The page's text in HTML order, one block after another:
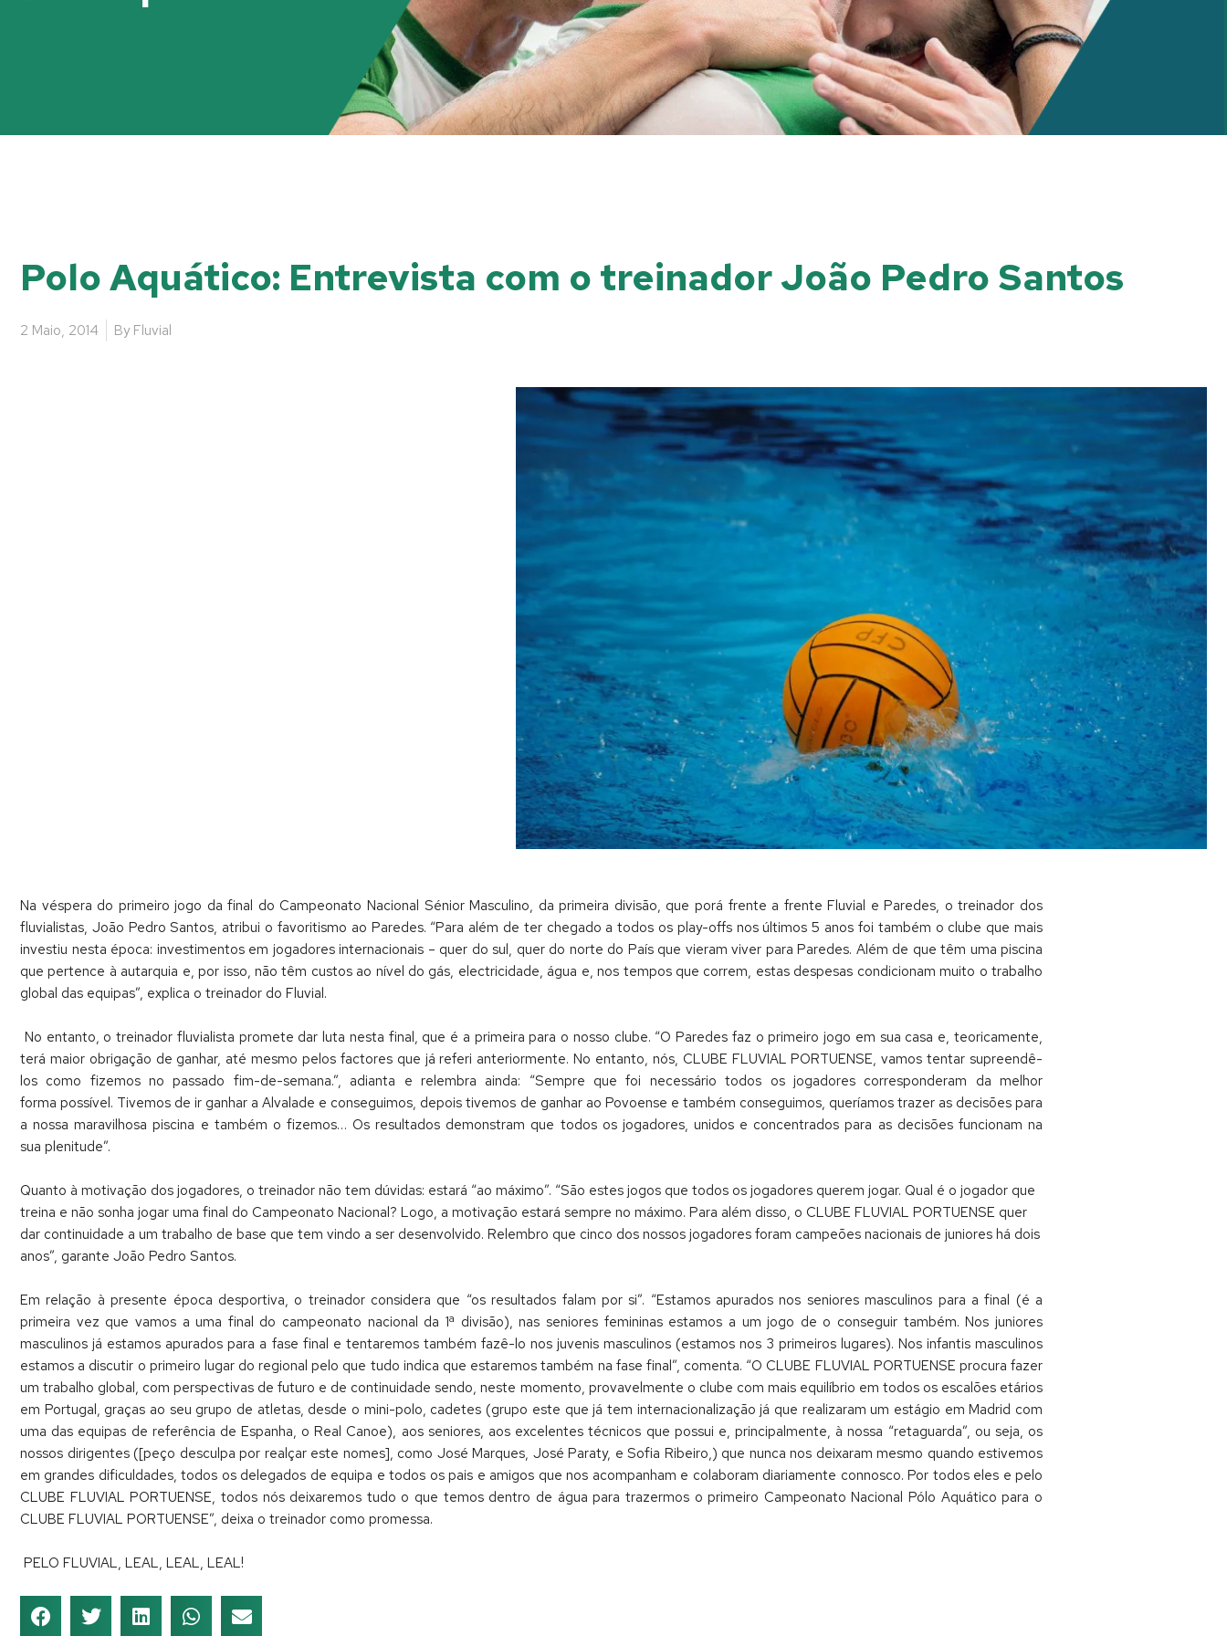
Polo Aquático: Entrevista com o treinador João Pedro Santos
2 Maio, 2014 By Fluvial
Na véspera do primeiro jogo da final do Campeonato Nacional Sénior Masculino, da primeira divisão, que porá frente a frente Fluvial e Paredes, o treinador dos
fluvialistas, João Pedro Santos, atribui o favoritismo ao Paredes. “Para além de ter chegado a todos os play-offs nos últimos 5 anos foi também o clube que mais
investiu nesta época: investimentos em jogadores internacionais – quer do sul, quer do norte do País que vieram viver para Paredes. Além de que têm uma piscina
que pertence à autarquia e, por isso, não têm custos ao nível do gás, electricidade, água e, nos tempos que correm, estas despesas condicionam muito o trabalho
global das equipas”, explica o treinador do Fluvial.
No entanto, o treinador fluvialista promete dar luta nesta final, que é a primeira para o nosso clube. “O Paredes faz o primeiro jogo em sua casa e, teoricamente,
terá maior obrigação de ganhar, até mesmo pelos factores que já referi anteriormente. No entanto, nós, CLUBE FLUVIAL PORTUENSE, vamos tentar supreendê-
los como fizemos no passado fim-de-semana.”, adianta e relembra ainda: “Sempre que foi necessário todos os jogadores corresponderam da melhor
forma possível. Tivemos de ir ganhar a Alvalade e conseguimos, depois tivemos de ganhar ao Povoense e também conseguimos, queríamos trazer as decisões para
a nossa maravilhosa piscina e também o fizemos… Os resultados demonstram que todos os jogadores, unidos e concentrados para as decisões funcionam na
sua plenitude”.
Quanto à motivação dos jogadores, o treinador não tem dúvidas: estará “ao máximo”. “São estes jogos que todos os jogadores querem jogar. Qual é o jogador que
treina e não sonha jogar uma final do Campeonato Nacional? Logo, a motivação estará sempre no máximo. Para além disso, o CLUBE FLUVIAL PORTUENSE quer
dar continuidade a um trabalho de base que tem vindo a ser desenvolvido. Relembro que cinco dos nossos jogadores foram campeões nacionais de juniores há dois
anos”, garante João Pedro Santos.
Em relação à presente época desportiva, o treinador considera que “os resultados falam por si”. “Estamos apurados nos seniores masculinos para a final (é a
primeira vez que vamos a uma final do campeonato nacional da 1ª divisão), nas seniores femininas estamos a um jogo de o conseguir também. Nos juniores
masculinos já estamos apurados para a fase final e tentaremos também fazê-lo nos juvenis masculinos (estamos nos 3 primeiros lugares). Nos infantis masculinos
estamos a discutir o primeiro lugar do regional pelo que tudo indica que estaremos também na fase final”, comenta. “O CLUBE FLUVIAL PORTUENSE procura fazer
um trabalho global, com perspectivas de futuro e de continuidade sendo, neste momento, provavelmente o clube com mais equilíbrio em todos os escalões etários
em Portugal, graças ao seu grupo de atletas, desde o mini-polo, cadetes (grupo este que já tem internacionalização já que realizaram um estágio em Madrid com
uma das equipas de referência de Espanha, o Real Canoe), aos seniores, aos excelentes técnicos que possui e, principalmente, à nossa “retaguarda”, ou seja, os
nossos dirigentes ([peço desculpa por realçar este nomes], como José Marques, José Paraty, e Sofia Ribeiro,) que nunca nos deixaram mesmo quando estivemos
em grandes dificuldades, todos os delegados de equipa e todos os pais e amigos que nos acompanham e colaboram diariamente connosco. Por todos eles e pelo
CLUBE FLUVIAL PORTUENSE, todos nós deixaremos tudo o que temos dentro de água para trazermos o primeiro Campeonato Nacional Pólo Aquático para o
CLUBE FLUVIAL PORTUENSE”, deixa o treinador como promessa.
PELO FLUVIAL, LEAL, LEAL, LEAL!